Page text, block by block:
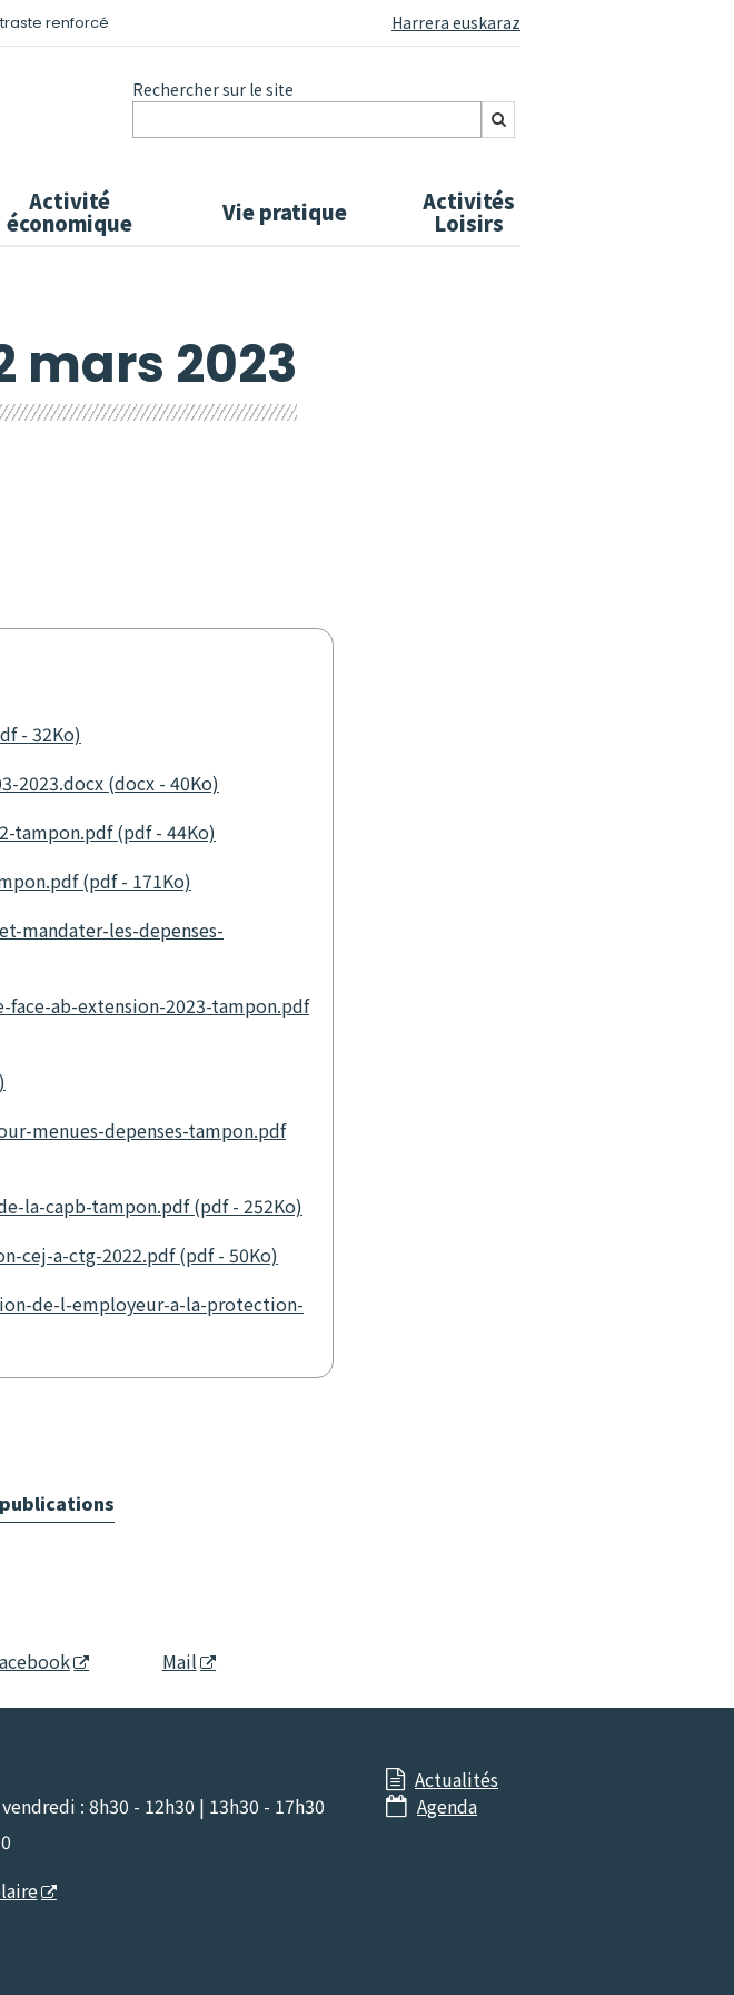
renforcé Harrera euskaraz
Rechercher sur le site
Activité
économique Vie pratique Activités
Loisirs
mars 2023
- 32Ko)
2023.docx (docx - 40Ko)
tampon.pdf (pdf - 44Ko)
(pdf - 171Ko)
mandater-les-depenses-
ab-extension-2023-tampon.pdf
menues-depenses-tampon.pdf
la-capb-tampon.pdf (pdf - 252Ko)
cej-a-ctg-2022.pdf (pdf - 50Ko)
de-l-employeur-a-la-protection-
Mail
: 8h30 - 12h30 | 13h30 - 17h30
 Actualités
 Agenda